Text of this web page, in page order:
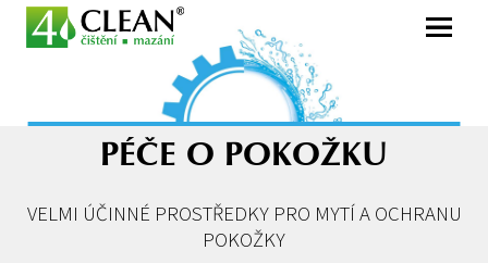
Menu
PÉČE O POKOŽKU
VELMI ÚČINNÉ PROSTŘEDKY PRO MYTÍ A OCHRANU
POKOŽKY